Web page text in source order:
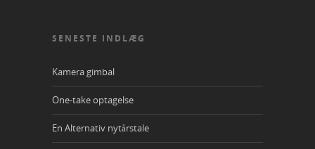
SENESTE INDLÆG
Kamera gimbal
One-take optagelse
En Alternativ nytårstale